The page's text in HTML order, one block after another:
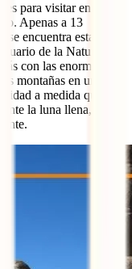
para visitar en Chile
Apenas a 13
se encuentra esta
de la Naturaleza.
con las enormes
montañas en un
a medida que el
la luna llena, el